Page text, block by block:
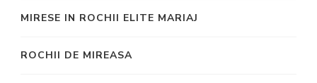
MIRESE IN ROCHII ELITE MARIAJ
ROCHII DE MIREASA